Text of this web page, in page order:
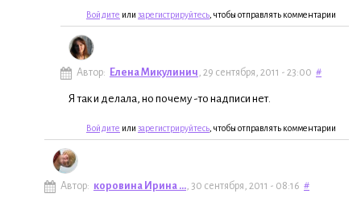
Войдите или зарегистрируйтесь , чтобы отправлять комментарии
Автор: Елена Микулинич, 29 сентября, 2011 - 23:00 #
Я так и делала, но почему -то надписи нет.
Войдите или зарегистрируйтесь , чтобы отправлять комментарии
Автор: коровина Ирина ..., 30 сентября, 2011 - 08:16 #